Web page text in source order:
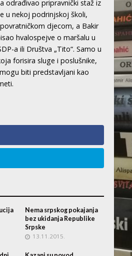
odrađivao pripravnički staž iz
u nekoj podrinjskoj školi,
djecom, a Bakir
hvalospejve o maršalu u
a ili Društva „Tito“. Samo u
forisira sluge i poslušnike,
biti predstavljani kao
Nema srpskog pokajanja
bez ukidanja Republike
Srpske
13.11.2015.